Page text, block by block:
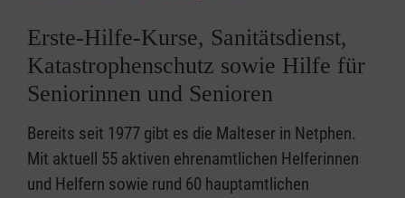
Erste-Hilfe-Kurse, Sanitätsdienst,
Katastrophenschutz sowie Hilfe für
Seniorinnen und Senioren
Bereits seit 1977 gibt es die Malteser in Netphen.
Mit aktuell 55 aktiven ehrenamtlichen Helferinnen
und Helfern sowie rund 60 hauptamtlichen